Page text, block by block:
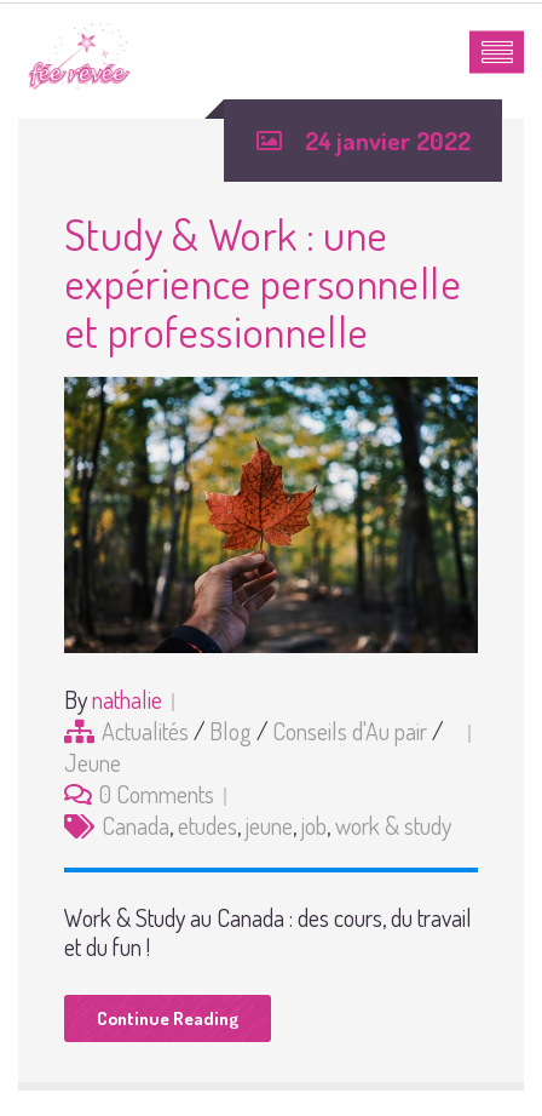
24 janvier 2022
Study & Work : une
expérience personnelle
et professionnelle
Bynathalie
Actualités/ Blog/ Conseils d'Au pair/
Jeune
0 Comments
Canada,etudes,jeune,job,work & study
Work & Study au Canada : des cours, du travail
et du fun !
Continue Reading